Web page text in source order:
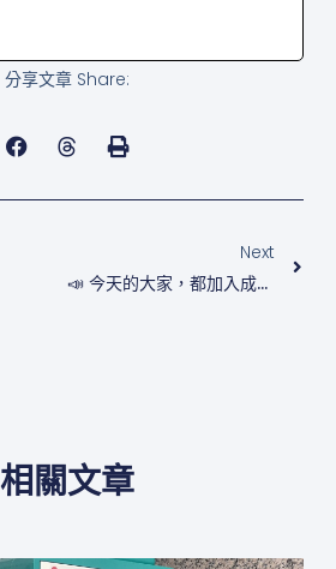
分享文章 Share:
Next
📣 今天的大家，都加入成為急救守護者了嗎✨
相關文章